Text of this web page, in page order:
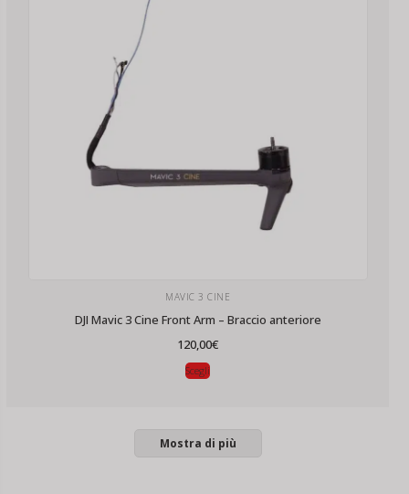
MAVIC 3 CINE
DJI Mavic 3 Cine Front Arm – Braccio anteriore
120,00€
Scegli
Mostra di più